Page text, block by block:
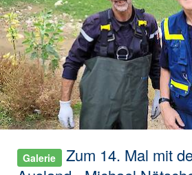
Galerie
Zum 14. Mal mit